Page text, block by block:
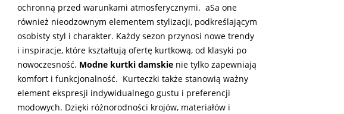
ochronną przed warunkami atmosferycznymi. aSa one
również nieodzownym elementem stylizacji, podkreślającym
osobisty styl i charakter. Każdy sezon przynosi nowe trendy
i inspiracje, które kształtują ofertę kurtkową, od klasyki po
nowoczesność. Modne kurtki damskie nie tylko zapewniają
komfort i funkcjonalność. Kurteczki także stanowią ważny
element ekspresji indywidualnego gustu i preferencji
modowych. Dzięki różnorodności krojów, materiałów i